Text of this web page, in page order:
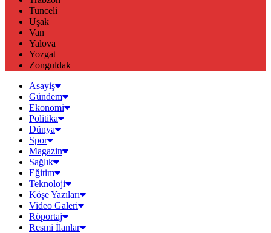
Tunceli
Uşak
Van
Yalova
Yozgat
Zonguldak
Asayiş
Gündem
Ekonomi
Politika
Dünya
Spor
Magazin
Sağlık
Eğitim
Teknoloji
Köşe Yazıları
Video Galeri
Röportaj
Resmi İlanlar